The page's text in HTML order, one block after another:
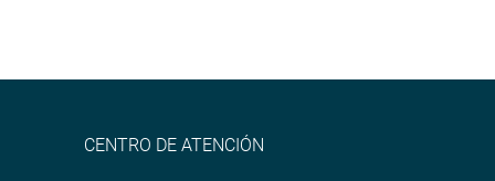
CENTRO DE ATENCIÓN